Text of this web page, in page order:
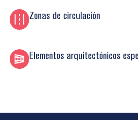
Zonas de circulación
Elementos arquitectónicos